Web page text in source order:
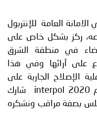
العامة للإنتربول
ركز بشكل خاص على
في منطقة الشرق
على آرائها وفي هذا
الإصلاح الجارية على
الصعيد المنظمة والمعروفة باسم interpol 2020 شارك
بصفة مراقب ونشكره